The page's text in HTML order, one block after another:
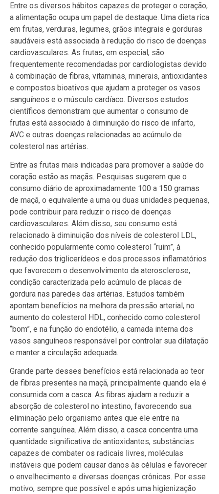
Entre os diversos hábitos capazes de proteger o coração,
a alimentação ocupa um papel de destaque. Uma dieta rica
em frutas, verduras, legumes, grãos integrais e gorduras
saudáveis está associada à redução do risco de doenças
cardiovasculares. As frutas, em especial, são
frequentemente recomendadas por cardiologistas devido
à combinação de fibras, vitaminas, minerais, antioxidantes
e compostos bioativos que ajudam a proteger os vasos
sanguíneos e o músculo cardíaco. Diversos estudos
científicos demonstram que aumentar o consumo de
frutas está associado à diminuição do risco de infarto,
AVC e outras doenças relacionadas ao acúmulo de
colesterol nas artérias.
Entre as frutas mais indicadas para promover a saúde do
coração estão as maçãs. Pesquisas sugerem que o
consumo diário de aproximadamente 100 a 150 gramas
de maçã, o equivalente a uma ou duas unidades pequenas,
pode contribuir para reduzir o risco de doenças
cardiovasculares. Além disso, seu consumo está
relacionado à diminuição dos níveis de colesterol LDL,
conhecido popularmente como colesterol “ruim”, à
redução dos triglicerídeos e dos processos inflamatórios
que favorecem o desenvolvimento da aterosclerose,
condição caracterizada pelo acúmulo de placas de
gordura nas paredes das artérias. Estudos também
apontam benefícios na melhora da pressão arterial, no
aumento do colesterol HDL, conhecido como colesterol
“bom”, e na função do endotélio, a camada interna dos
vasos sanguíneos responsável por controlar sua dilatação
e manter a circulação adequada.
Grande parte desses benefícios está relacionada ao teor
de fibras presentes na maçã, principalmente quando ela é
consumida com a casca. As fibras ajudam a reduzir a
absorção de colesterol no intestino, favorecendo sua
eliminação pelo organismo antes que ele entre na
corrente sanguínea. Além disso, a casca concentra uma
quantidade significativa de antioxidantes, substâncias
capazes de combater os radicais livres, moléculas
instáveis que podem causar danos às células e favorecer
o envelhecimento e diversas doenças crônicas. Por esse
motivo, sempre que possível e após uma higienização